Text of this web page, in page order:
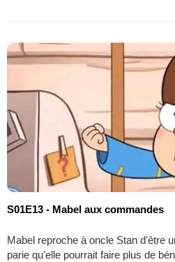
S01E13 - Mabel aux commandes
Mabel reproche à oncle Stan d'être
parie qu'elle pourrait faire plus de